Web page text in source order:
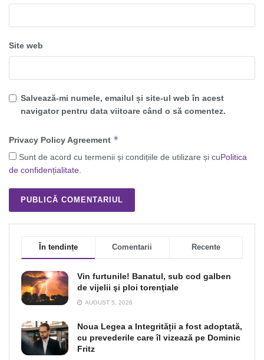
Site web
Salvează-mi numele, emailul și site-ul web în acest
navigator pentru data viitoare când o să comentez.
Privacy Policy Agreement *
Sunt de acord cu termenii și condițiile de utilizare și cuPolitica
de confidențialitate.
În tendințe Comentarii Recente
Vin furtunile! Banatul, sub cod galben
de vijelii şi ploi torenţiale
AUGUST 5, 2026
Noua Legea a Integrității a fost adoptată,
cu prevederile care îl vizează pe Dominic
Fritz